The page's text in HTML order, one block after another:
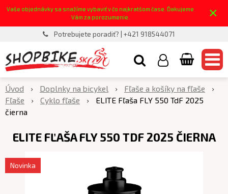
Vaše objednávky sa snažíme vybaviť v čo najkratšom čase. Ďakujeme
Vám za porozumenie.
×
Potrebujete poradiť? | +421 918544071
Úvod Doplnky na bicykel
Fľaše a košíky na fľaše
Fľaše
Cyklo fľaše
ELITE Fľaša FLY 550 TdF 2025
čierna
ELITE FĽAŠA FLY 550 TDF 2025 ČIERNA
Novinka